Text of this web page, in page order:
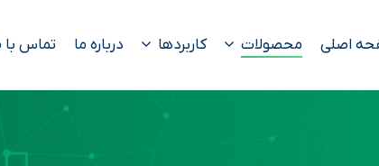
اصلی محصولات کاربردها درباره ما تماس با